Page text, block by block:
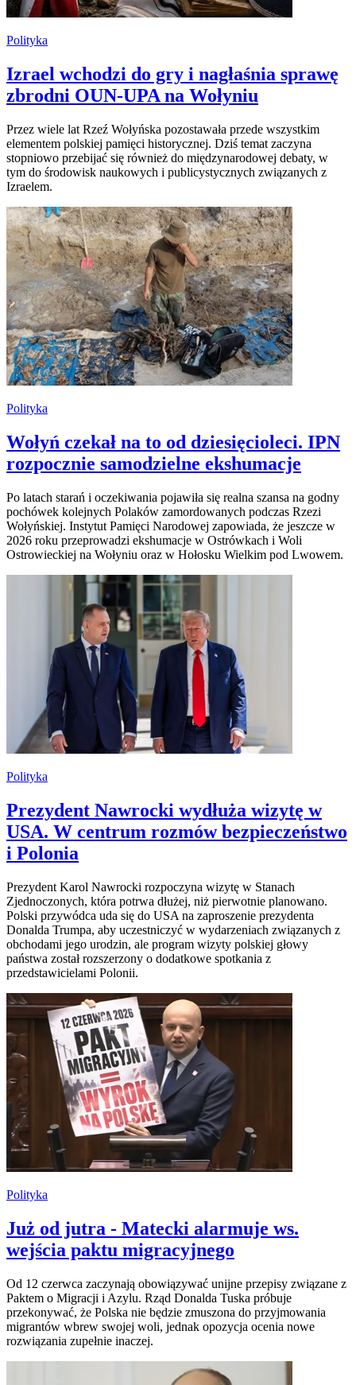
Polityka
Izrael wchodzi do gry i nagłaśnia sprawę
zbrodni OUN-UPA na Wołyniu
Przez wiele lat Rzeź Wołyńska pozostawała przede wszystkim
elementem polskiej pamięci historycznej. Dziś temat zaczyna
stopniowo przebijać się również do międzynarodowej debaty, w
tym do środowisk naukowych i publicystycznych związanych z
Izraelem.
Polityka
Wołyń czekał na to od dziesięcioleci. IPN
rozpocznie samodzielne ekshumacje
Po latach starań i oczekiwania pojawiła się realna szansa na godny
pochówek kolejnych Polaków zamordowanych podczas Rzezi
Wołyńskiej. Instytut Pamięci Narodowej zapowiada, że jeszcze w
2026 roku przeprowadzi ekshumacje w Ostrówkach i Woli
Ostrowieckiej na Wołyniu oraz w Hołosku Wielkim pod Lwowem.
Polityka
Prezydent Nawrocki wydłuża wizytę w
USA. W centrum rozmów bezpieczeństwo
i Polonia
Prezydent Karol Nawrocki rozpoczyna wizytę w Stanach
Zjednoczonych, która potrwa dłużej, niż pierwotnie planowano.
Polski przywódca uda się do USA na zaproszenie prezydenta
Donalda Trumpa, aby uczestniczyć w wydarzeniach związanych z
obchodami jego urodzin, ale program wizyty polskiej głowy
państwa został rozszerzony o dodatkowe spotkania z
przedstawicielami Polonii.
Polityka
Już od jutra - Matecki alarmuje ws.
wejścia paktu migracyjnego
Od 12 czerwca zaczynają obowiązywać unijne przepisy związane z
Paktem o Migracji i Azylu. Rząd Donalda Tuska próbuje
przekonywać, że Polska nie będzie zmuszona do przyjmowania
migrantów wbrew swojej woli, jednak opozycja ocenia nowe
rozwiązania zupełnie inaczej.